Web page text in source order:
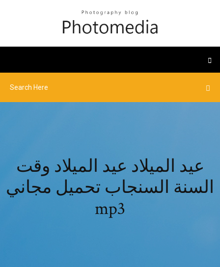
عيد الميلاد عيد الميلاد وقت
السنة السنجاب تحميل مجاني
mp3